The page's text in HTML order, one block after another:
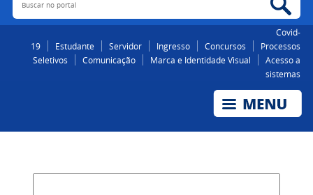
Covid-
19
Estudante Servidor Ingresso Concursos
Processos
Seletivos
Comunicação Marca e Identidade Visual
Acesso a
sistemas